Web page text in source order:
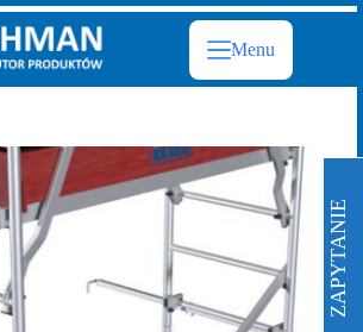
Menu
ZAPYTANIE